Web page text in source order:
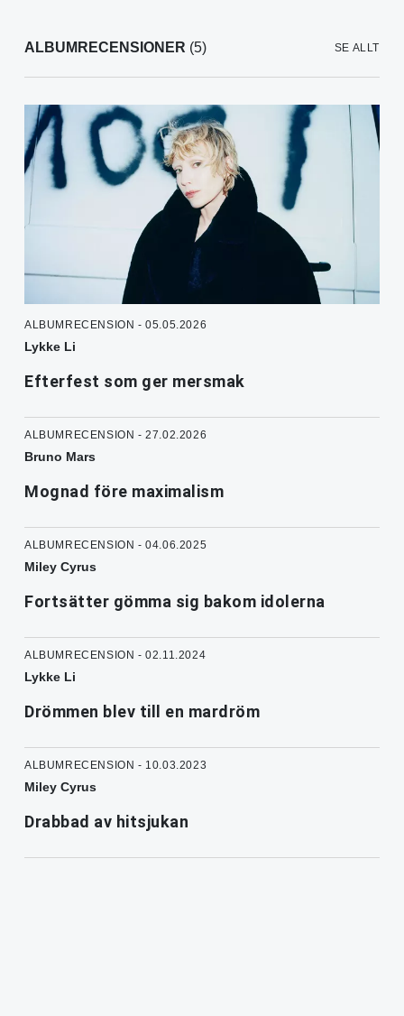
ALBUMRECENSIONER (5) SE ALLT
ALBUMRECENSION - 05.05.2026
Lykke Li
Efterfest som ger mersmak
ALBUMRECENSION - 27.02.2026
Bruno Mars
Mognad före maximalism
ALBUMRECENSION - 04.06.2025
Miley Cyrus
Fortsätter gömma sig bakom idolerna
ALBUMRECENSION - 02.11.2024
Lykke Li
Drömmen blev till en mardröm
ALBUMRECENSION - 10.03.2023
Miley Cyrus
Drabbad av hitsjukan